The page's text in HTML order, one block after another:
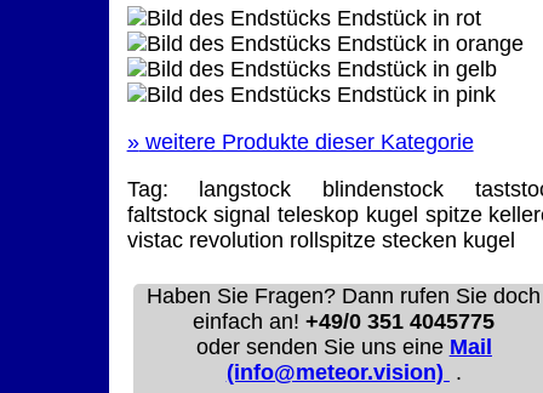
Endstück in rot
Endstück in orange
Endstück in gelb
Endstück in pink
»weitere Produkte dieser Kategorie
Tag:
langstock blindenstock
faltstocksignal teleskop kugel spitze
vistacrevolution rollspitze stecken kugel
Haben Sie Fragen? Dann rufen Sie doch
einfach an!+49/0 351 4045775
oder senden Sie uns eine Mail
(info@meteor.vision) .